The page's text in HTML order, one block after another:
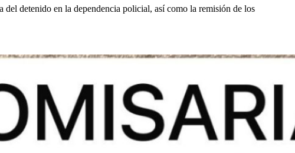
detenido en la dependencia policial, así como la remisión de los